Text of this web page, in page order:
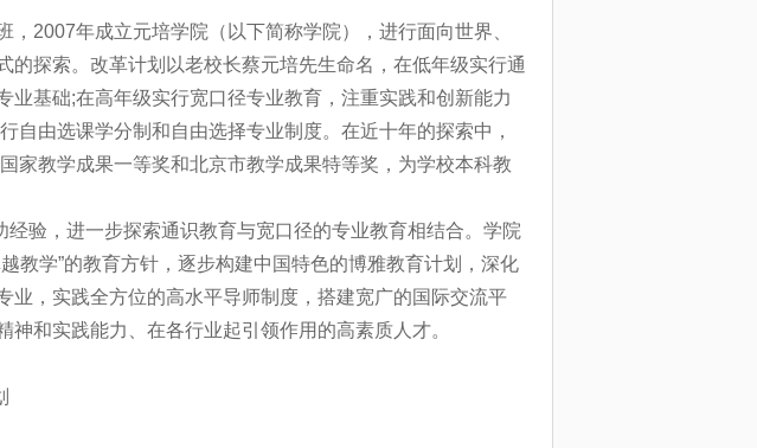
2007年成立元培学院（以下简称学院），进行面向世界、
的探索。改革计划以老校长蔡元培先生命名，在低年级实行通
业基础;在高年级实行宽口径专业教育，注重实践和创新能力
自由选课学分制和自由选择专业制度。在近十年的探索中，
家教学成果一等奖和北京市教学成果特等奖，为学校本科教
验，进一步探索通识教育与宽口径的专业教育相结合。学院
教学”的教育方针，逐步构建中国特色的博雅教育计划，深化
业，实践全方位的高水平导师制度，搭建宽广的国际交流平
和实践能力、在各行业起引领作用的高素质人才。